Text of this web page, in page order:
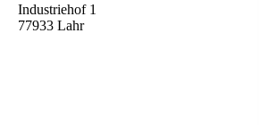
Industriehof 1
77933 Lahr